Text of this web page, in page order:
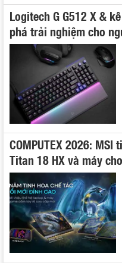
Logitech G G512 X &
phá trải nghiệm cho
COMPUTEX 2026:
Titan 18 HX và máy